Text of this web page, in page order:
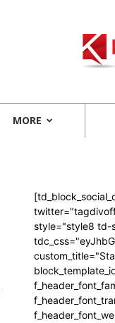
MORE
style="style8 td-